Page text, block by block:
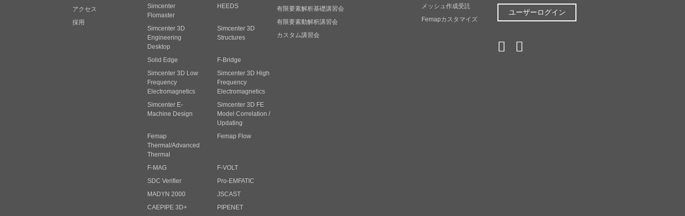
アクセス
採用
Simcenter
Flomaster
HEEDS
Simcenter 3D
Engineering
Desktop
Simcenter 3D
Structures
Solid Edge
F-Bridge
Simcenter 3D Low
Frequency
Electromagnetics
Simcenter 3D High
Frequency
Electromagnetics
Simcenter E-
Machine Design
Simcenter 3D FE
Model Correlation /
Updating
Femap
Thermal/Advanced
Thermal
Femap Flow
F-MAG
F-VOLT
SDC Verifier
Pro-EMFATIC
MADYN 2000
JSCAST
CAEPIPE 3D+
PIPENET
有限要素解析基礎講習会
有限要素動解析講習会
カスタム講習会
メッシュ作成受託
Femapカスタマイズ
ユーザーログイン